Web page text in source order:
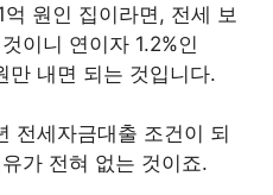
원인 집이라면, 전세 보
이니 연이자 1.2%인
만 내면 되는 것입니다.
전세자금대출 조건이 되
가 전혀 없는 것이죠.